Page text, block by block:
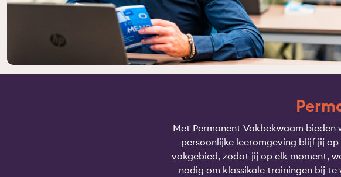
Met Permanent Vakbekwaam bieden
persoonlijke leeromgeving blijf jij
vakgebied, zodat jij op elk moment,
nodig om klassikale trainingen bij te